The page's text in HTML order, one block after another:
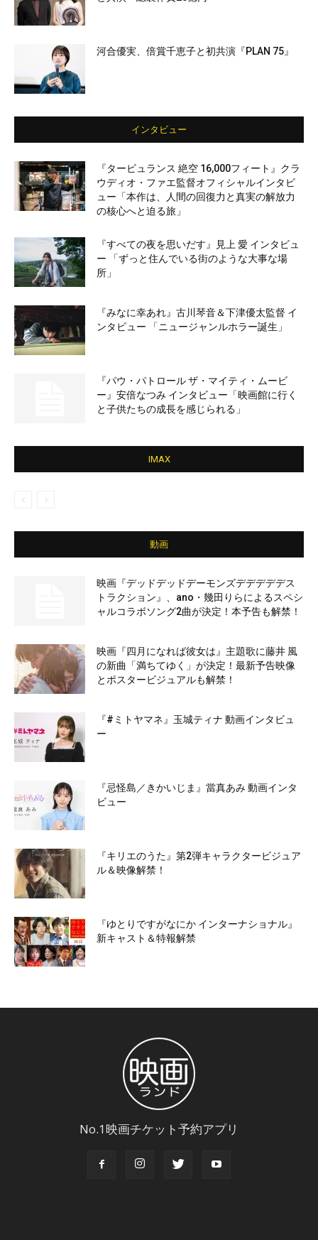
河合優実、倍賞千恵子と初共演『PLAN 75』
インタビュー
『タービュランス 絶空 16,000フィート』クラ
ウディオ・ファエ監督オフィシャルインタビ
ュー「本作は、人間の回復力と真実の解放力
の核心へと迫る旅」
『すべての夜を思いだす』見上 愛 インタビュ
ー 「ずっと住んでいる街のような大事な場
所」
『みなに幸あれ』古川琴音＆下津優太監督 イ
ンタビュー 「ニュージャンルホラー誕生」
『パウ・パトロール ザ・マイティ・ムービ
ー』安倍なつみ インタビュー「映画館に行く
と子供たちの成長を感じられる」
IMAX
動画
映画『デッドデッドデーモンズデデデデデス
トラクション』、ano・幾田りらによるスペシ
ャルコラボソング2曲が決定！本予告も解禁！
映画『四月になれば彼女は』主題歌に藤井 風
の新曲「満ちてゆく」が決定！最新予告映像
とポスタービジュアルも解禁！
『#ミトヤマネ』玉城ティナ 動画インタビュ
ー
『忌怪島／きかいじま』當真あみ 動画インタ
ビュー
『キリエのうた』第2弾キャラクタービジュア
ル＆映像解禁！
『ゆとりですがなにか インターナショナル』
新キャスト＆特報解禁
No.1映画チケット予約アプリ